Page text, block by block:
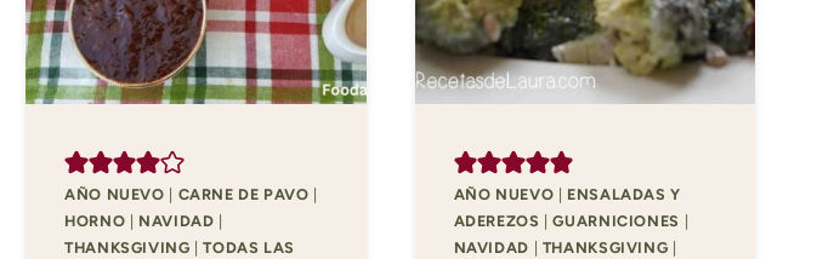
AÑO NUEVO CARNE DE PAVO
HORNO
NAVIDAD
THANKSGIVING |TODAS LAS
AÑO NUEVO
ENSALADAS Y
ADEREZOS
|GUARNICIONES
NAVIDAD
THANKSGIVING